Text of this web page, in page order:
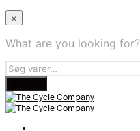
×
What are you looking for?